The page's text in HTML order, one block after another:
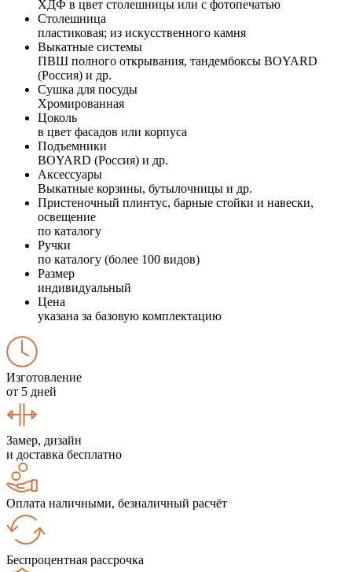
ХДФ в цвет столешницы или с фотопечатью
Столешница
пластиковая; из искусственного камня
Выкатные системы
ПВШ полного открывания, тандембоксы BOYARD
(Россия) и др.
Сушка для посуды
Хромированная
Цоколь
в цвет фасадов или корпуса
Подъемники
BOYARD (Россия) и др.
Аксессуары
Выкатные корзины, бутылочницы и др.
Пристеночный плинтус, барные стойки и навески,
освещение
по каталогу
Ручки
по каталогу (более 100 видов)
Размер
индивидуальный
Цена
указана за базовую комплектацию
Изготовление
от 5 дней
Замер, дизайн
и доставка бесплатно
Оплата наличными, безналичный расчёт
Беспроцентная рассрочка